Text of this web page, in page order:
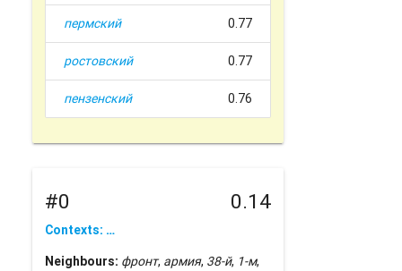
пермский 0.77
ростовский 0.77
пензенский 0.76
#0 0.14
Contexts: …
Neighbours: фронт, армия, 38-й, 1-м,